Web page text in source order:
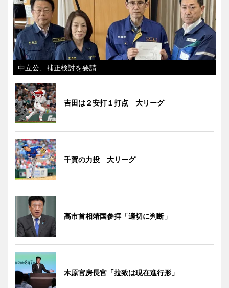
中立公、補正検討を要請
吉田は２安打１打点 大リーグ
千賀の力投 大リーグ
高市首相靖国参拝「適切に判断」
木原官房長官「拉致は現在進行形」